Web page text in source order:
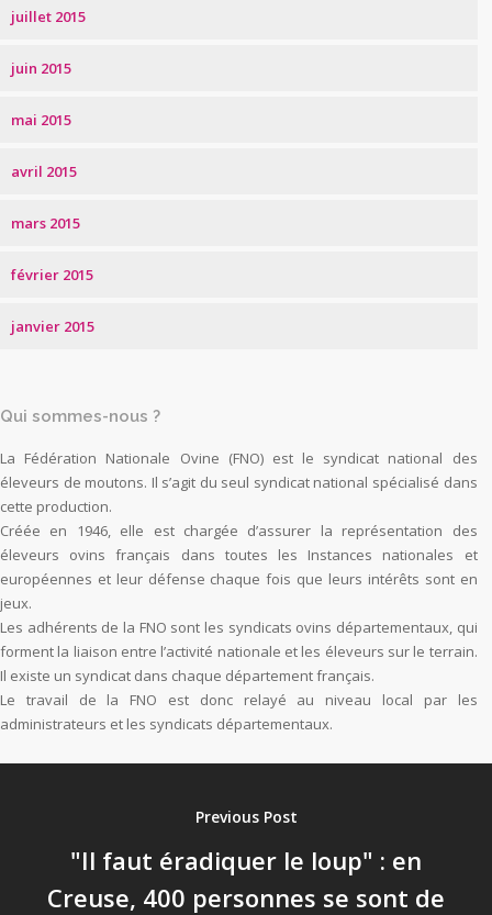
juillet 2015
juin 2015
mai 2015
avril 2015
mars 2015
février 2015
janvier 2015
Qui sommes-nous ?
La Fédération Nationale Ovine (FNO) est le syndicat national des
éleveurs de moutons. Il s’agit du seul syndicat national spécialisé dans
cette production.
Créée en 1946, elle est chargée d’assurer la représentation des
éleveurs ovins français dans toutes les Instances nationales et
européennes et leur défense chaque fois que leurs intérêts sont en
jeux.
Les adhérents de la FNO sont les syndicats ovins départementaux, qui
forment la liaison entre l’activité nationale et les éleveurs sur le terrain.
Il existe un syndicat dans chaque département français.
Le travail de la FNO est donc relayé au niveau local par les
administrateurs et les syndicats départementaux.
Previous Post
"Il faut éradiquer le loup" : en
Creuse, 400 personnes se sont de